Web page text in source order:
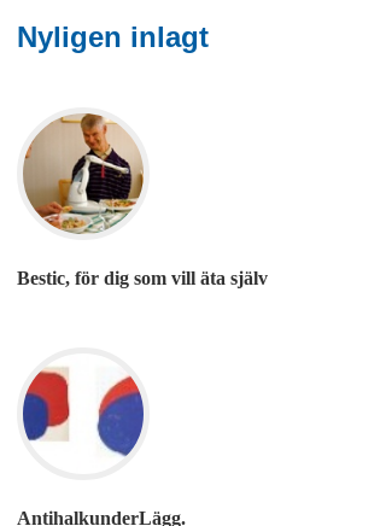
Nyligen inlagt
Bestic, för dig som vill äta själv
AntihalkunderLägg.